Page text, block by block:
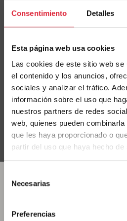
Consentimiento Detalles
Esta página web usa cookies
Las cookies de este sitio web se
el contenido y los anuncios,
sociales y analizar el tráfico.
información sobre el uso que
nuestros partners de redes
web, quienes pueden
que les haya proporcionado o
partir del uso que haya hecho
Necesarias
Preferencias
culminación de la vida de